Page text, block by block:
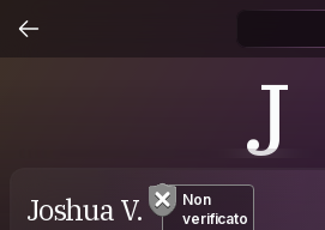
J
Joshua V.
Non
verificato